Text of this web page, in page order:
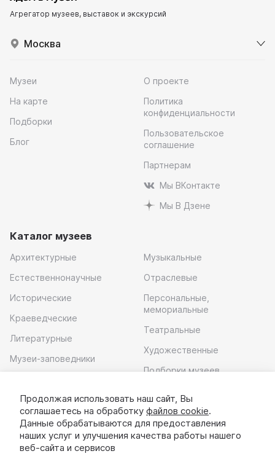
Агрегатор музеев, выставок и экскурсий
Москва
Музеи
На карте
Подборки
Блог
О проекте
Политика
конфиденциальности
Пользовательское
соглашение
Партнерам
Мы ВКонтакте
Мы В Дзене
Каталог музеев
Архитектурные
Естественнонаучные
Исторические
Краеведческие
Литературные
Музеи-заповедники
Музыкальные
Отраслевые
Персональные,
мемориальные
Театральные
Художественные
Подборки музеев
Скачать приложение
Продолжая использовать наш сайт, Вы
соглашаетесь на обработку файлов cookie.
Данные обрабатываются для предоставления
наших услуг и улучшения качества работы нашего
веб-сайта и сервисов